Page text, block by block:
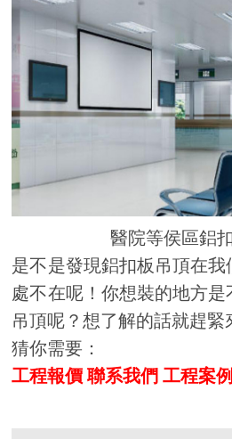
醫院等侯區鋁
是不是發現鋁扣板吊頂在
處不在呢！你想裝的地方
吊頂呢？想了解的話就趕緊
猜你需要：
工程報價 聯系我們 工程案例